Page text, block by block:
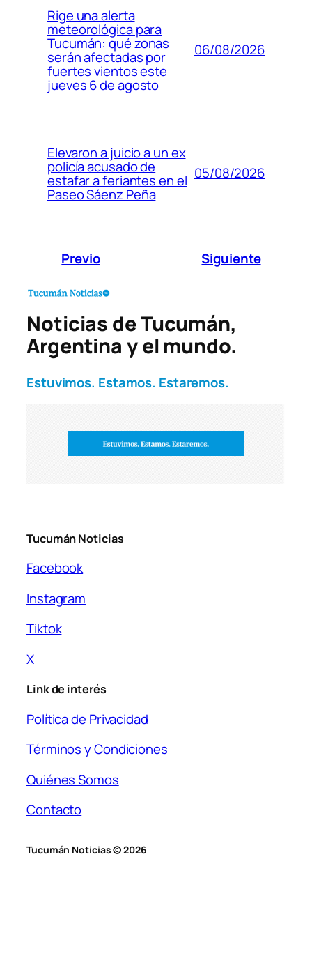
Rige una alerta
meteorológica para
Tucumán: qué zonas
serán afectadas por
fuertes vientos este
jueves 6 de agosto
06/08/2026
Elevaron a juicio a un ex
policía acusado de
estafar a feriantes en el
Paseo Sáenz Peña
05/08/2026
Previo Siguiente
Noticias de Tucumán,
Argentina y el mundo.
Estuvimos. Estamos. Estaremos.
Tucumán Noticias
Facebook
Instagram
Tiktok
X
Link de interés
Política de Privacidad
Términos y Condiciones
Quiénes Somos
Contacto
Tucumán Noticias © 2026